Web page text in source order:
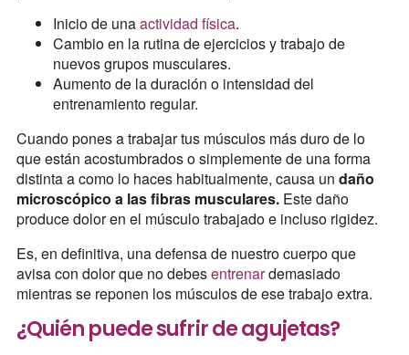
Inicio de unaactividad física.
Cambio en la rutina de ejercicios y trabajo de
nuevos grupos musculares.
Aumento de la duración o intensidad del
entrenamiento regular.
Cuando pones a trabajar tus músculos más duro de lo
que están acostumbrados o simplemente de una forma
distinta a como lo haces habitualmente, causa un daño
microscópico a las fibras musculares.Este daño
produce dolor en el músculo trabajado e incluso rigidez.
Es, en definitiva, una defensa de nuestro cuerpo que
avisa con dolor que no debesentrenardemasiado
mientras se reponen los músculos de ese trabajo extra.
¿Quién puede sufrir de agujetas?